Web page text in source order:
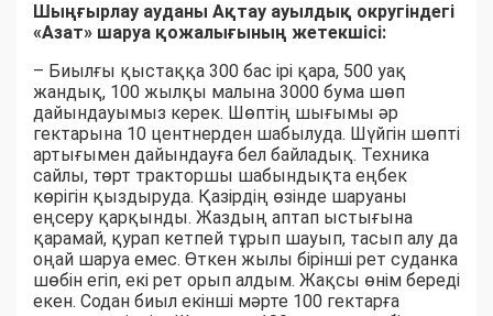
Шыңғырлау ауданы Ақтау ауылдық округіндегі
«Азат» шаруа қожалығының жетекшісі:
– Биылғы қыстаққа 300 бас ірі қара, 500 уақ
жандық, 100 жылқы малына 3000 бума шөп
дайындауымыз керек. Шөптің шығымы әр
гектарына 10 центнерден шабылуда. Шүйгін шөпті
артығымен дайындауға бел байладық. Техника
сайлы, төрт тракторшы шабындықта еңбек
көрігін қыздыруда. Қазірдің өзінде шаруаны
еңсеру қарқынды. Жаздың аптап ыстығына
қарамай, қурап кетпей тұрып шауып, тасып алу да
оңай шаруа емес. Өткен жылы бірінші рет суданка
шөбін егіп, екі рет орып алдым. Жақсы өнім береді
екен. Содан биыл екінші мәрте 100 гектарға